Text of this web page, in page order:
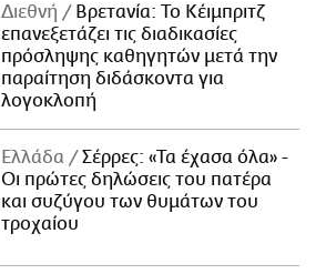
Διεθνή
Βρετανία: Το Κέιμπριτζ
επανεξετάζει τις διαδικασίες
πρόσληψης καθηγητών μετά την
παραίτηση διδάσκοντα για
λογοκλοπή
Ελλάδα
Σέρρες: «Τα έχασα όλα» -
Οι πρώτες δηλώσεις του πατέρα
και συζύγου των θυμάτων του
τροχαίου